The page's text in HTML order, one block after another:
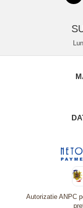
Autorizatie ANPC